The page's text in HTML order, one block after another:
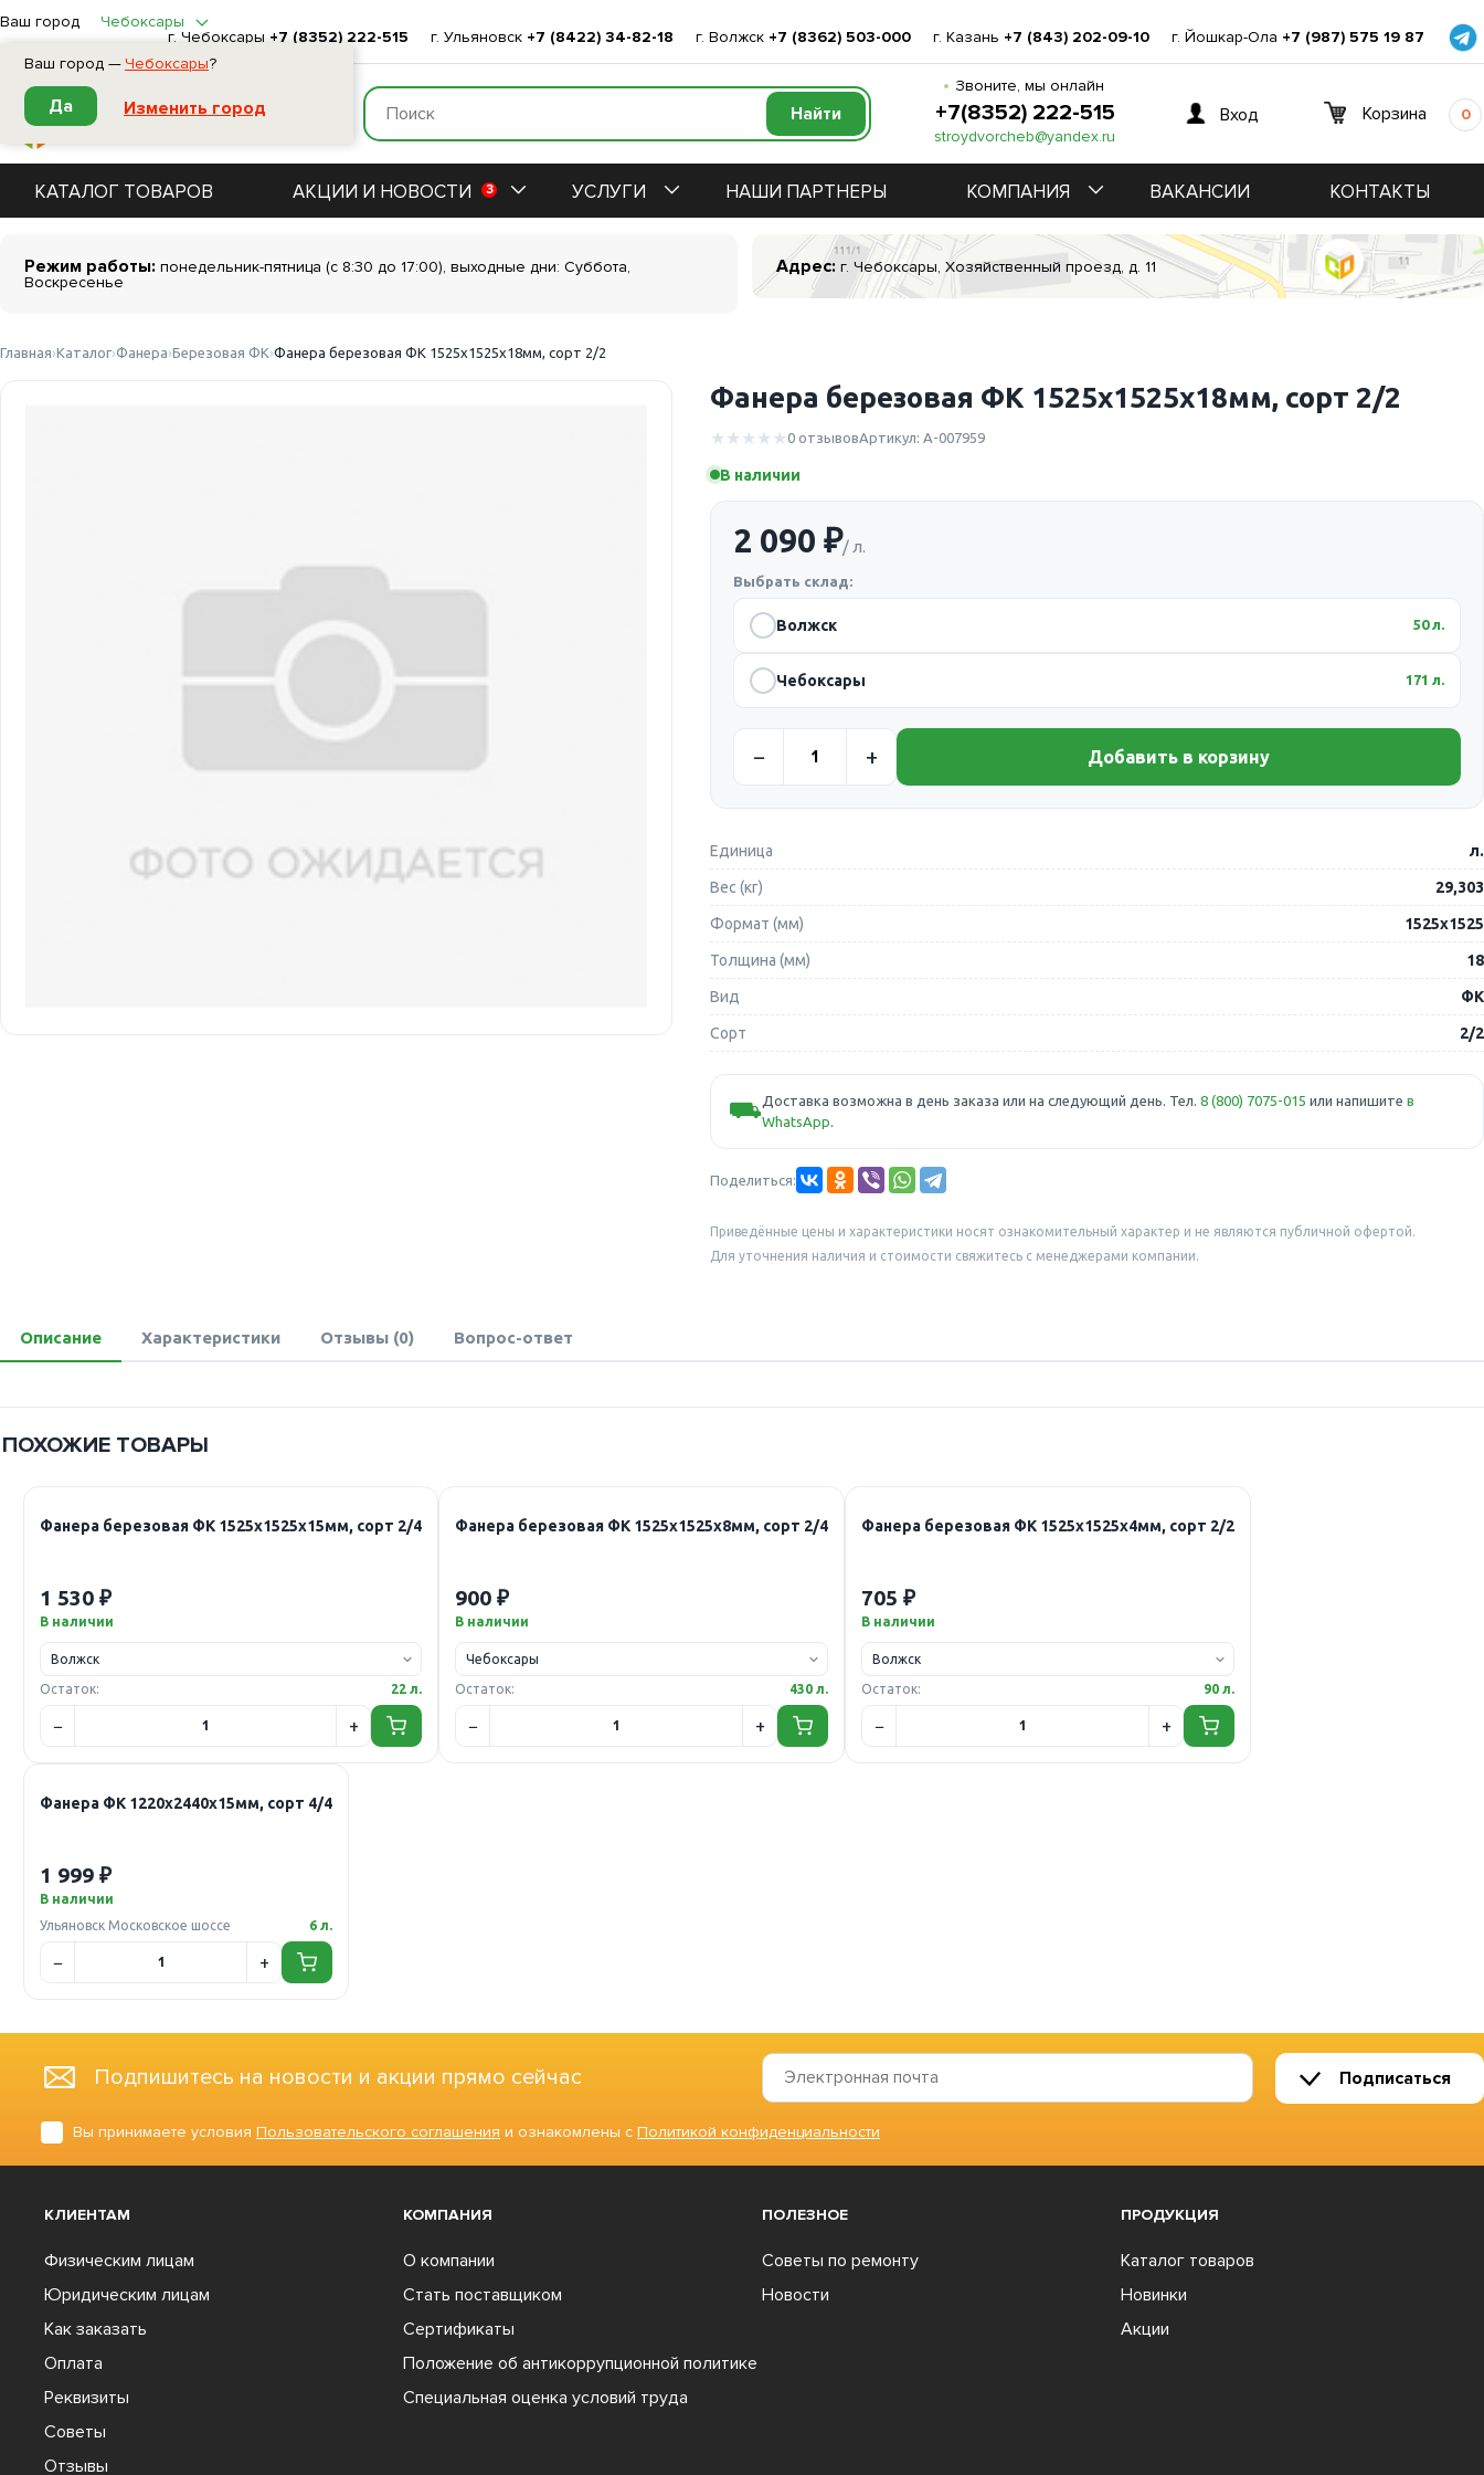
Ваш город —Чебоксары?
Да Изменить город
Ваш город
Чебоксары
г. Чебоксары +7 (8352) 222-515 г. Ульяновск +7 (8422) 34-82-18 г. Волжск +7 (8362) 503-000 г. Казань +7 (843) 202-09-10 г. Йошкар-Ола +7 (987) 575 19 87
Звоните, мы онлайн
+7(8352) 222-515
stroydvorcheb@yandex.ru
Вход Корзина 0
КАТАЛОГ ТОВАРОВ АКЦИИ И НОВОСТИ 3 УСЛУГИ НАШИ ПАРТНЕРЫ КОМПАНИЯ ВАКАНСИИ КОНТАКТЫ
Режим работы: понедельник-пятница (с 8:30 до 17:00), выходные дни: Суббота,
Воскресенье
Адрес: г. Чебоксары, Хозяйственный проезд, д. 11
Главная Каталог Фанера Березовая ФК Фанера березовая ФК 1525х1525х18мм, сорт 2/2
Фанера березовая ФК 1525х1525х18мм, сорт 2/2
0 отзывовАртикул: А-007959
В наличии
2 090 ₽/ л.
Выбрать склад:
Волжск 50 л.
Чебоксары 171 л.
Добавить в корзину
Единица л.
Вес (кг) 29,303
Формат (мм) 1525х1525
Толщина (мм) 18
Вид ФК
Сорт 2/2
⛟Доставка возможна в день заказа или на следующий день. Тел.8 (800) 7075-015 или напишитев
WhatsApp
Поделиться:
Приведённые цены и характеристики носят ознакомительный характер и не являются публичной офертой.
Для уточнения наличия и стоимости свяжитесь с менеджерами компании.
Описание Характеристики Отзывы (0) Вопрос-ответ
ПОХОЖИЕ ТОВАРЫ
Фанера березовая ФК 1525х1525х15мм, сорт 2/4
1 530 ₽
В наличии
Остаток: 22 л.
Фанера березовая ФК 1525х1525х8мм, сорт 2/4
900 ₽
В наличии
Остаток: 430 л.
Фанера березовая ФК 1525х1525х4мм, сорт 2/2
705 ₽
В наличии
Остаток: 90 л.
Фанера ФК 1220х2440х15мм, сорт 4/4
1 999 ₽
В наличии
Ульяновск Московское шоссе
6 л.
Подпишитесь на новости и акции прямо сейчас Подписаться
Вы принимаете условия Пользовательского соглашения и ознакомлены с Политикой конфиденциальности
КЛИЕНТАМ
Физическим лицам
Юридическим лицам
Как заказать
Оплата
Реквизиты
Советы
Отзывы
КОМПАНИЯ
О компании
Стать поставщиком
Сертификаты
Положение об антикоррупционной политике
Специальная оценка условий труда
ПОЛЕЗНОЕ
Советы по ремонту
Новости
ПРОДУКЦИЯ
Каталог товаров
Новинки
Акции